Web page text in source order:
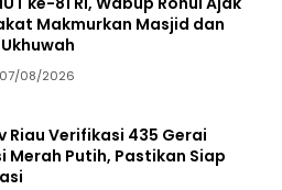
Makmurkan Masjid dan
07/08/2026
Riau Verifikasi 435 Gerai
Merah Putih, Pastikan Siap